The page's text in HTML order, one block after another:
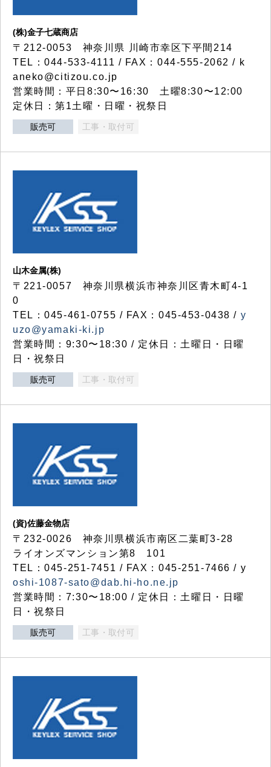
(株)金子七蔵商店
〒212-0053 神奈川県 川崎市幸区下平間214
TEL：044-533-4111 / FAX：044-555-2062 / k
aneko@citizou.co.jp
営業時間：平日8:30〜16:30 土曜8:30〜12:00
定休日：第1土曜・日曜・祝祭日
販売可 工事・取付可
山木金属(株)
〒221-0057 神奈川県横浜市神奈川区青木町4-1
0
TEL：045-461-0755 / FAX：045-453-0438 / y
uzo@yamaki-ki.jp
営業時間：9:30〜18:30 / 定休日：土曜日・日曜
日・祝祭日
販売可 工事・取付可
(資)佐藤金物店
〒232-0026 神奈川県横浜市南区二葉町3-28
ライオンズマンション第8 101
TEL：045-251-7451 / FAX：045-251-7466 / y
oshi-1087-sato@dab.hi-ho.ne.jp
営業時間：7:30〜18:00 / 定休日：土曜日・日曜
日・祝祭日
販売可 工事・取付可